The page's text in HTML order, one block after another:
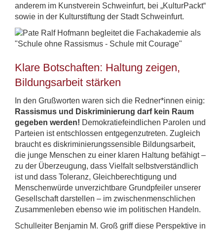
anderem im Kunstverein Schweinfurt, bei „KulturPackt“
sowie in der Kulturstiftung der Stadt Schweinfurt.
Klare Botschaften: Haltung zeigen,
Bildungsarbeit stärken
In den Grußworten waren sich die Redner*innen einig:
Rassismus und Diskriminierung darf kein Raum
gegeben werden! Demokratiefeindlichen Parolen und
Parteien ist entschlossen entgegenzutreten. Zugleich
braucht es diskriminierungssensible Bildungsarbeit,
die junge Menschen zu einer klaren Haltung befähigt –
zu der Überzeugung, dass Vielfalt selbstverständlich
ist und dass Toleranz, Gleichberechtigung und
Menschenwürde unverzichtbare Grundpfeiler unserer
Gesellschaft darstellen – im zwischenmenschlichen
Zusammenleben ebenso wie im politischen Handeln.
Schulleiter Benjamin M. Groß griff diese Perspektive in